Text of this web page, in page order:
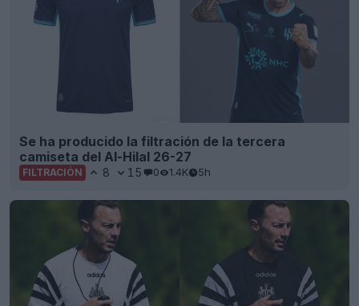
Se ha producido la filtración de la tercera
camiseta del Al-Hilal 26-27
FILTRACIÓN 8 15 0 1.4K 5h